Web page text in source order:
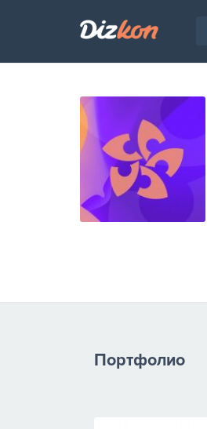
Портфолио